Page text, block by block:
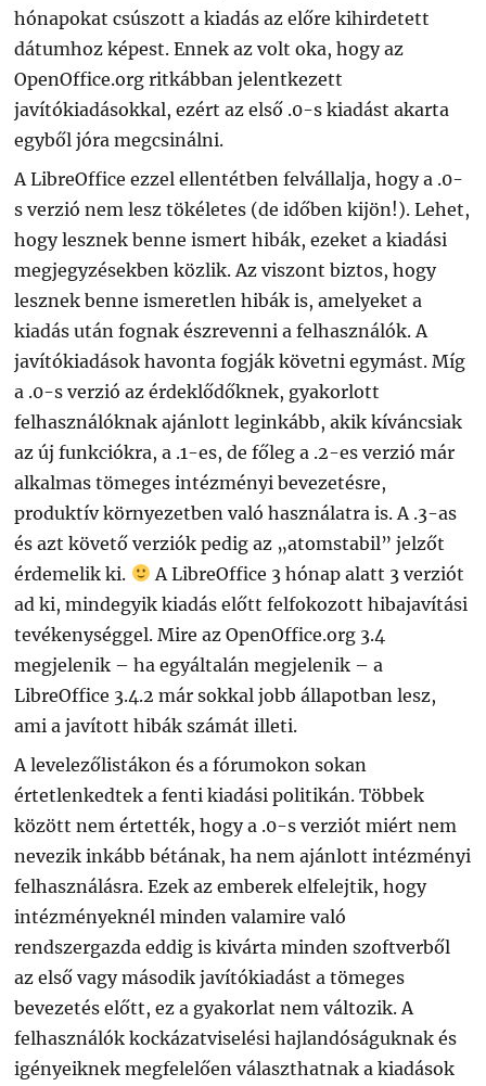
hónapokat csúszott a kiadás az előre kihirdetett
dátumhoz képest. Ennek az volt oka, hogy az
OpenOffice.org ritkábban jelentkezett
javítókiadásokkal, ezért az első .0-s kiadást akarta
egyből jóra megcsinálni.
A LibreOffice ezzel ellentétben felvállalja, hogy a .0-
s verzió nem lesz tökéletes (de időben kijön!). Lehet,
hogy lesznek benne ismert hibák, ezeket a kiadási
megjegyzésekben közlik. Az viszont biztos, hogy
lesznek benne ismeretlen hibák is, amelyeket a
kiadás után fognak észrevenni a felhasználók. A
javítókiadások havonta fogják követni egymást. Míg
a .0-s verzió az érdeklődőknek, gyakorlott
felhasználóknak ajánlott leginkább, akik kíváncsiak
az új funkciókra, a .1-es, de főleg a .2-es verzió már
alkalmas tömeges intézményi bevezetésre,
produktív környezetben való használatra is. A .3-as
és azt követő verziók pedig az „atomstabil” jelzőt
érdemelik ki.
A LibreOffice 3 hónap alatt 3 verziót
ad ki, mindegyik kiadás előtt felfokozott hibajavítási
tevékenységgel. Mire az OpenOffice.org 3.4
megjelenik – ha egyáltalán megjelenik – a
LibreOffice 3.4.2 már sokkal jobb állapotban lesz,
ami a javított hibák számát illeti.
A levelezőlistákon és a fórumokon sokan
értetlenkedtek a fenti kiadási politikán. Többek
között nem értették, hogy a .0-s verziót miért nem
nevezik inkább bétának, ha nem ajánlott intézményi
felhasználásra. Ezek az emberek elfelejtik, hogy
intézményeknél minden valamire való
rendszergazda eddig is kivárta minden szoftverből
az első vagy második javítókiadást a tömeges
bevezetés előtt, ez a gyakorlat nem változik. A
felhasználók kockázatviselési hajlandóságuknak és
igényeiknek megfelelően választhatnak a kiadások